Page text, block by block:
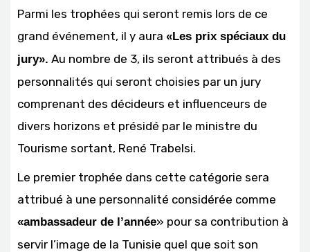
Parmi les trophées qui seront remis lors de ce
grand événement, il y aura «Les prix spéciaux du
jury». Au nombre de 3, ils seront attribués à des
personnalités qui seront choisies par un jury
comprenant des décideurs et influenceurs de
divers horizons et présidé par le ministre du
Tourisme sortant, René Trabelsi.
Le premier trophée dans cette catégorie sera
attribué à une personnalité considérée comme
«ambassadeur de l’année» pour sa contribution à
servir l’image de la Tunisie quel que soit son